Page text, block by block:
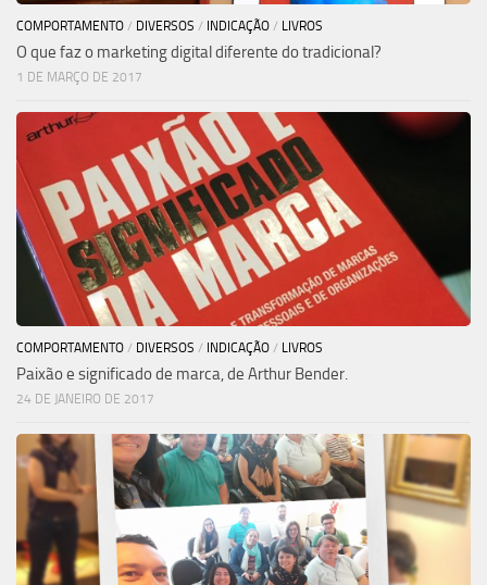
COMPORTAMENTO / DIVERSOS / INDICAÇÃO / LIVROS
O que faz o marketing digital diferente do tradicional?
1 DE MARÇO DE 2017
COMPORTAMENTO / DIVERSOS / INDICAÇÃO / LIVROS
Paixão e significado de marca, de Arthur Bender.
24 DE JANEIRO DE 2017